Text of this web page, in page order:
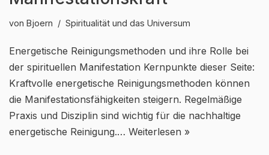
von Bjoern Spiritualität und das Universum
Energetische Reinigungsmethoden und ihre Rolle bei
der spirituellen Manifestation Kernpunkte dieser Seite:
Kraftvolle energetische Reinigungsmethoden können
die Manifestationsfähigkeiten steigern. Regelmäßige
Praxis und Disziplin sind wichtig für die nachhaltige
energetische Reinigung.… Weiterlesen »